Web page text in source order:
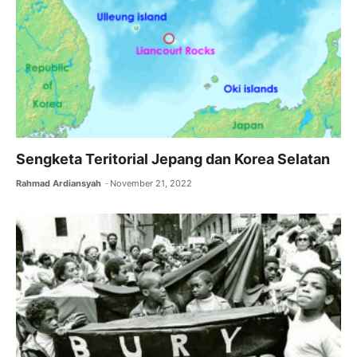
o
k
p
Sengketa Teritorial Jepang dan Korea Selatan
Rahmad Ardiansyah November 21, 2022